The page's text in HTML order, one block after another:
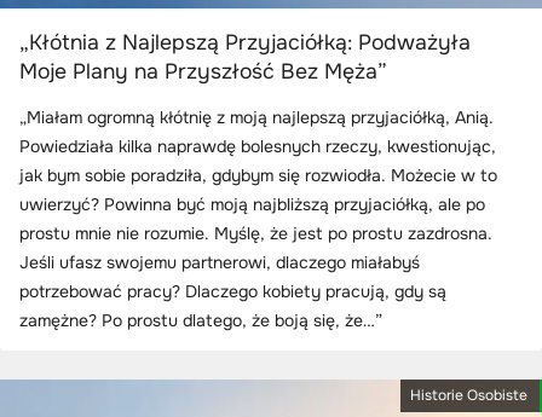
„Kłótnia z Najlepszą Przyjaciółką: Podważyła
Moje Plany na Przyszłość Bez Męża”
„Miałam ogromną kłótnię z moją najlepszą przyjaciółką, Anią.
Powiedziała kilka naprawdę bolesnych rzeczy, kwestionując,
jak bym sobie poradziła, gdybym się rozwiodła. Możecie w to
uwierzyć? Powinna być moją najbliższą przyjaciółką, ale po
prostu mnie nie rozumie. Myślę, że jest po prostu zazdrosna.
Jeśli ufasz swojemu partnerowi, dlaczego miałabyś
potrzebować pracy? Dlaczego kobiety pracują, gdy są
zamężne? Po prostu dlatego, że boją się, że…”
Historie Osobiste